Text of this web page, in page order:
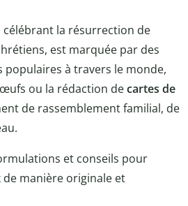
célébrant la résurrection de
est marquée par des
à travers le monde,
ou la rédaction decartes de
de rassemblement familial, de
et conseils pour
manière originale et